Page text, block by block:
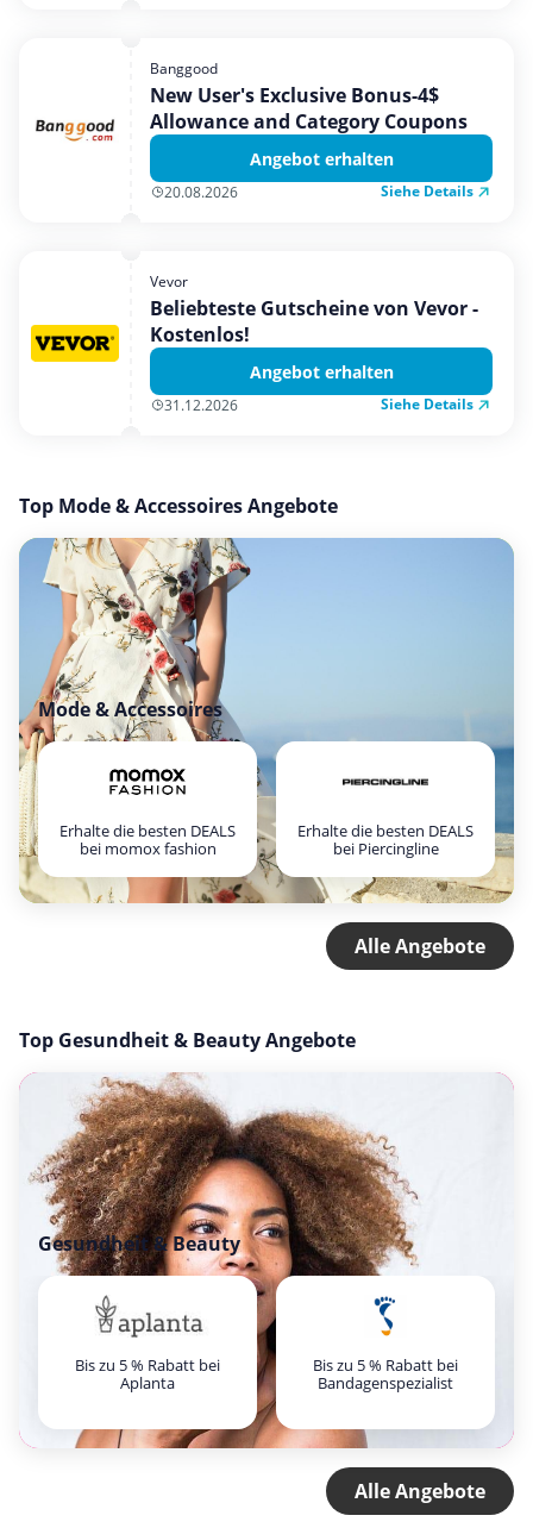
Banggood
New User's Exclusive Bonus-4$
Allowance and Category Coupons
Angebot erhalten
20.08.2026 Siehe Details
Vevor
Beliebteste Gutscheine von Vevor -
Kostenlos!
Angebot erhalten
31.12.2026 Siehe Details
Top Mode & Accessoires Angebote
Mode & Accessoires
Erhalte die besten DEALS
bei momox fashion
Erhalte die besten DEALS
bei Piercingline
Alle Angebote
Top Gesundheit & Beauty Angebote
Gesundheit & Beauty
Bis zu 5 % Rabatt bei
Aplanta
Bis zu 5 % Rabatt bei
Bandagenspezialist
Alle Angebote